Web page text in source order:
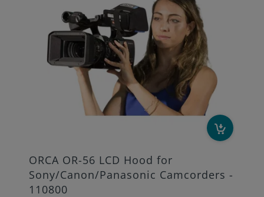
ORCA OR-56 LCD Hood for
Sony/Canon/Panasonic Camcorders -
110800